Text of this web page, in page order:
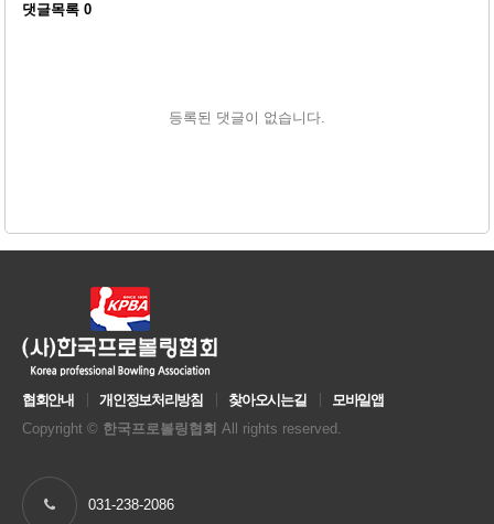
댓글목록 0
등록된 댓글이 없습니다.
협회안내 개인정보처리방침 찾아오시는길
모바일앱
Copyright © 한국프로볼링협회 All rights reserved.
031-238-2086